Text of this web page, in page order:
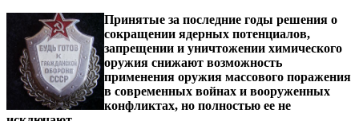
Принятые за последние годы решения о
сокращении ядерных потенциалов,
запрещении и уничтожении химического
оружия снижают возможность
применения оружия массового поражения
в современных войнах и вооруженных
конфликтах, но полностью ее не